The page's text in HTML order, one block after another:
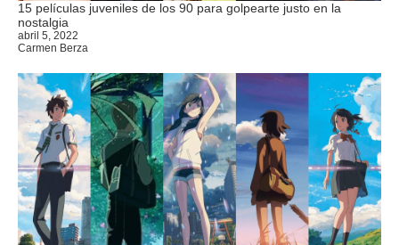
15 películas juveniles de los 90 para golpearte justo en la
nostalgia
abril 5, 2022
Carmen Berza